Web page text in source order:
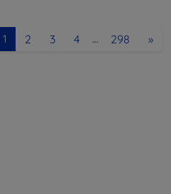
1 2 3 4 … 298 »